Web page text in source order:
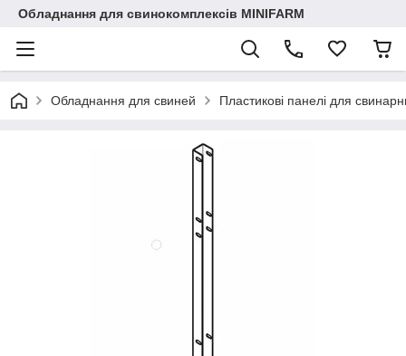
Обладнання для свинокомплексів MINIFARM
Обладнання для свиней Пластикові панелі для